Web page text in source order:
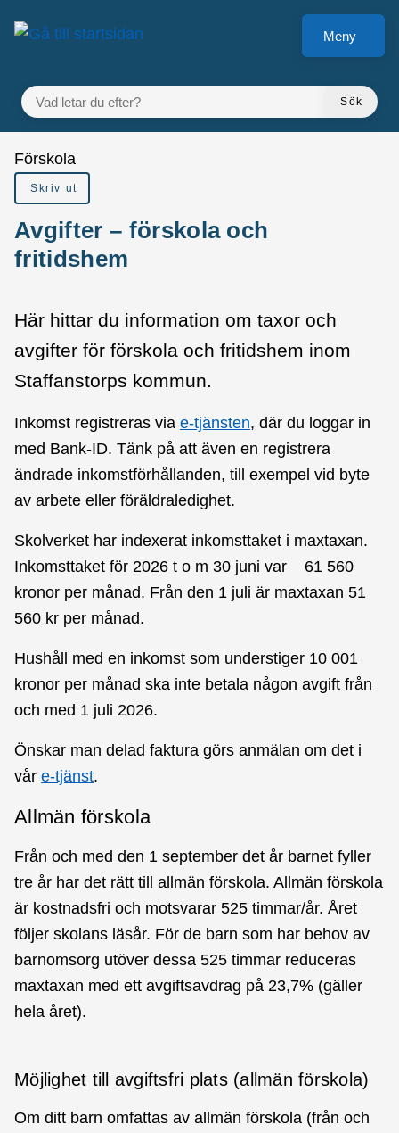
Gå till innehåll
till sidomeny
Meny
VAD LETAR DU EFTER?
Sök
Du är här:
Förskola
Skriv ut
Avgifter – förskola och
fritidshem
Här hittar du information om taxor och
avgifter för förskola och fritidshem inom
Staffanstorps kommun.
Inkomst registreras via e-tjänsten, där du loggar in
med Bank-ID. Tänk på att även en registrera
ändrade inkomstförhållanden, till exempel vid byte
av arbete eller föräldraledighet.
Skolverket har indexerat inkomsttaket i maxtaxan.
Inkomsttaket för 2026 t o m 30 juni var 61 560
kronor per månad. Från den 1 juli är maxtaxan 51
560 kr per månad.
Hushåll med en inkomst som understiger 10 001
kronor per månad ska inte betala någon avgift från
och med 1 juli 2026.
Önskar man delad faktura görs anmälan om det i
vår e-tjänst.
Allmän förskola
Från och med den 1 september det år barnet fyller
tre år har det rätt till allmän förskola. Allmän förskola
är kostnadsfri och motsvarar 525 timmar/år. Året
följer skolans läsår. För de barn som har behov av
barnomsorg utöver dessa 525 timmar reduceras
maxtaxan med ett avgiftsavdrag på 23,7% (gäller
hela året).
Möjlighet till avgiftsfri plats (allmän förskola)
Om ditt barn omfattas av allmän förskola (från och